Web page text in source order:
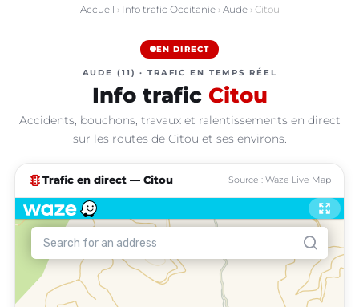
Accueil › Info trafic Occitanie› Aude› Citou
EN DIRECT
AUDE (11) · TRAFIC EN TEMPS RÉEL
Info trafic Citou
Accidents, bouchons, travaux et ralentissements en direct
sur les routes de Citou et ses environs.
traffic Trafic en direct — Citou Source : Waze Live Map